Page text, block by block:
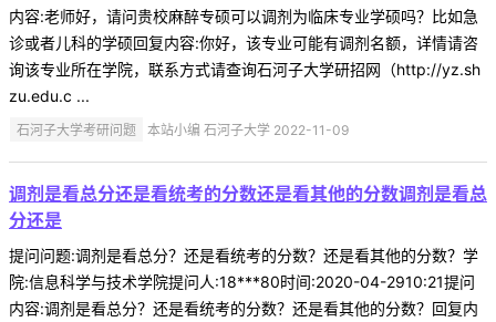
内容:老师好，请问贵校麻醉专硕可以调剂为临床专业学硕吗？比如急
诊或者儿科的学硕回复内容:你好，该专业可能有调剂名额，详情请咨
询该专业所在学院，联系方式请查询石河子大学研招网（http://yz.sh
zu.edu.c ...
石河子大学考研问题 本站小编 石河子大学 2022-11-09
调剂是看总分还是看统考的分数还是看其他的分数调剂是看总
分还是
提问问题:调剂是看总分？还是看统考的分数？还是看其他的分数？学
院:信息科学与技术学院提问人:18***80时间:2020-04-2910:21提问
内容:调剂是看总分？还是看统考的分数？还是看其他的分数？回复内